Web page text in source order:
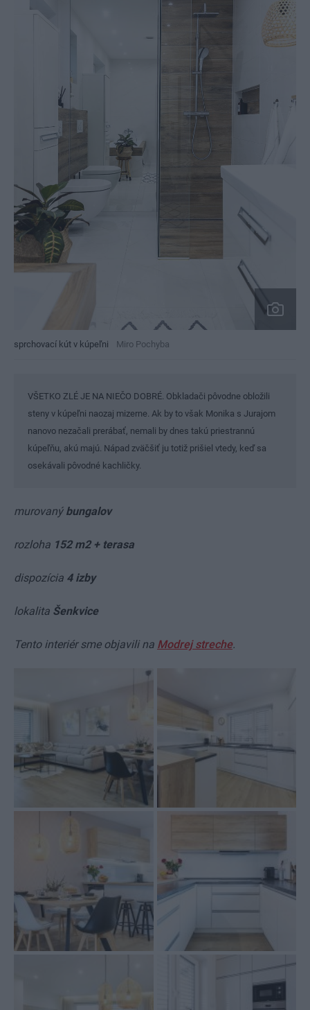
sprchovací kút v kúpeľni Miro Pochyba
VŠETKO ZLÉ JE NA NIEČO DOBRÉ. Obkladači pôvodne obložili
steny v kúpeľni naozaj mizerne. Ak by to však Monika s Jurajom
nanovo nezačali prerábať, nemali by dnes takú priestrannú
kúpeľňu, akú majú. Nápad zväčšiť ju totiž prišiel vtedy, keď sa
osekávali pôvodné kachličky.
murovaný bungalov
rozloha 152 m2 + terasa
dispozícia 4 izby
lokalita Šenkvice
Tento interiér sme objavili na Modrej streche.